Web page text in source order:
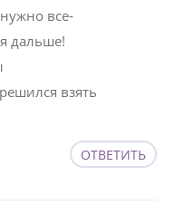
все-
дальше!
взять
ОТВЕТИТЬ